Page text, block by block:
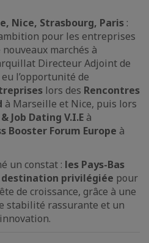
Nice, Strasbourg, Paris :
pour les entreprises
marchés à
Directeur Adjoint de
eu l’opportunité de
lors des Rencontres
à Marseille et Nice, puis lors
Job Dating V.I.E à
Booster Forum Europe à
un constat : les Pays-Bas
destination privilégiée pour
de croissance, grâce à une
stabilité rassurante et un